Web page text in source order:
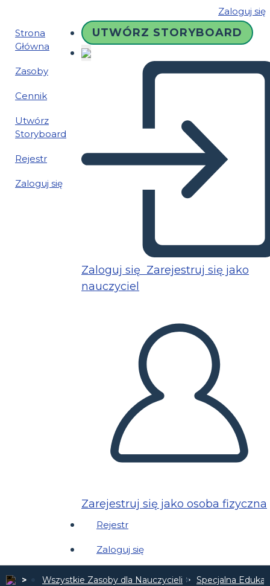
Zaloguj się
Strona
Główna
Zasoby
Cennik
Utwórz
Storyboard
Rejestr
Zaloguj się
UTWÓRZ STORYBOARD
Zaloguj się Zarejestruj się jako
nauczyciel
Zarejestruj się jako osoba fizyczna
Rejestr
Zaloguj się
Wszystkie Zasoby dla Nauczycieli Specjalna